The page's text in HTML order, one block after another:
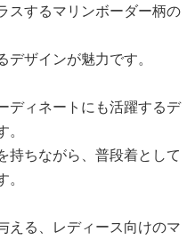
スするマリンボーダー柄の
ザインが魅力です。
ディネートにも活躍するデ
持ちながら、普段着として
える、レディース向けのマ